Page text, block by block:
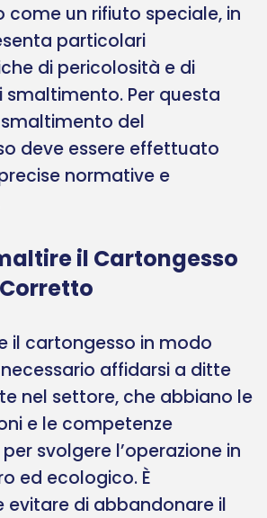
come un rifiuto speciale, in
particolari
di pericolosità e di
Per questa
del
deve essere effettuato
normative e
il Cartongesso
il cartongesso in modo
affidarsi a ditte
nel settore, che abbiano le
e le competenze
svolgere l’operazione in
ed ecologico. È
evitare di abbandonare il